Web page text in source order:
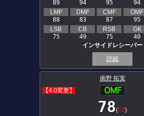
89 94 95
94
LMF
88
DMF
83
CMF
87
OMF
95
LSB
75
CB
49
RSB
75
GK
40
インサイドレシーバー
詳細
南野 拓実
【4.0変更】
78(+7)